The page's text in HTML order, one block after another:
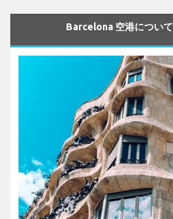
Barcelona 空港について